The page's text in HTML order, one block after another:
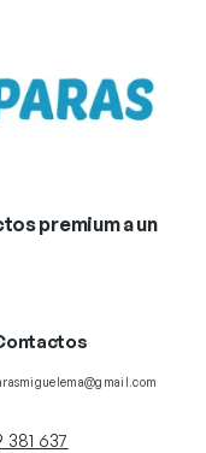
premium a un
637